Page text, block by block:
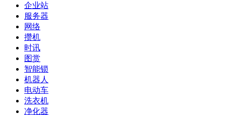
企业站
服务器
网络
攒机
时讯
图赏
智能锁
机器人
电动车
洗衣机
净化器